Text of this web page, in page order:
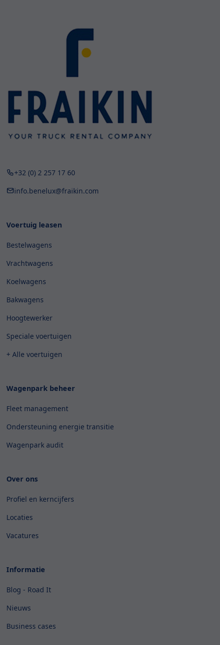
+32 (0) 2 257 17 60
info.benelux@fraikin.com
Voertuig leasen
Bestelwagens
Vrachtwagens
Koelwagens
Bakwagens
Hoogtewerker
Speciale voertuigen
+ Alle voertuigen
Wagenpark beheer
Fleet management
Ondersteuning energie transitie
Wagenpark audit
Over ons
Profiel en kerncijfers
Locaties
Vacatures
Informatie
Blog - Road It
Nieuws
Business cases